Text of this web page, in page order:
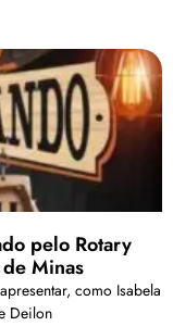
pelo Rotary
Minas
como Isabela
Deilon